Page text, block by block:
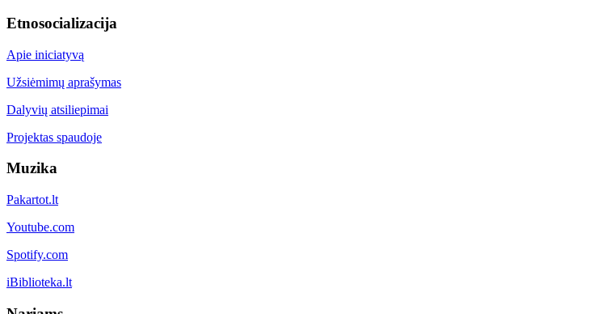
Etnosocializacija
Apie iniciatyvą
Užsiėmimų aprašymas
Dalyvių atsiliepimai
Projektas spaudoje
Muzika
Pakartot.lt
Youtube.com
Spotify.com
iBiblioteka.lt